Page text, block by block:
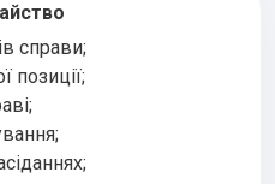
справи;
позиції;